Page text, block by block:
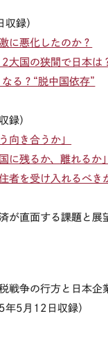
収録）
に悪化したのか？
大国の狭間で日本は
る？“脱中国依存”
録）
向き合うか」
に残るか、離れるか」
者を受け入れるべき
が直面する課題と展
戦争の行方と日本企
年5 月 12 日収録）